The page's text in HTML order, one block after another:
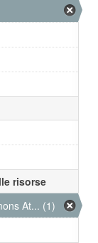
risorse
At... (1)